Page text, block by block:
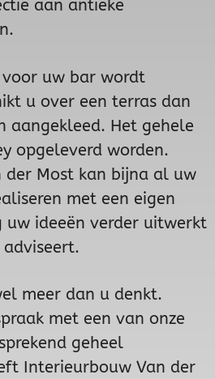
aan antieke
uw bar wordt
u over een terras dan
aangekleed. Het gehele
opgeleverd worden.
der Most kan bijna al uw
met een eigen
uw ideeën verder uitwerkt
meer dan u denkt.
met een van onze
geheel
Interieurbouw Van der